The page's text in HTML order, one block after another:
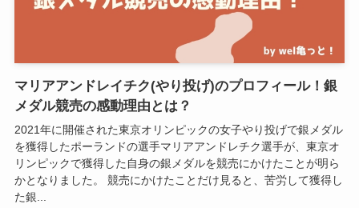
マリアアンドレイチク(やり投げ)のプロフィール！銀
メダル競売の感動理由とは？
2021年に開催された東京オリンピックの女子やり投げで銀メダル
を獲得したポーランドの選手マリアアンドレチク選手が、東京オ
リンピックで獲得した自身の銀メダルを競売にかけたことが明ら
かとなりました。 競売にかけたことだけ見ると、苦労して獲得し
た銀...